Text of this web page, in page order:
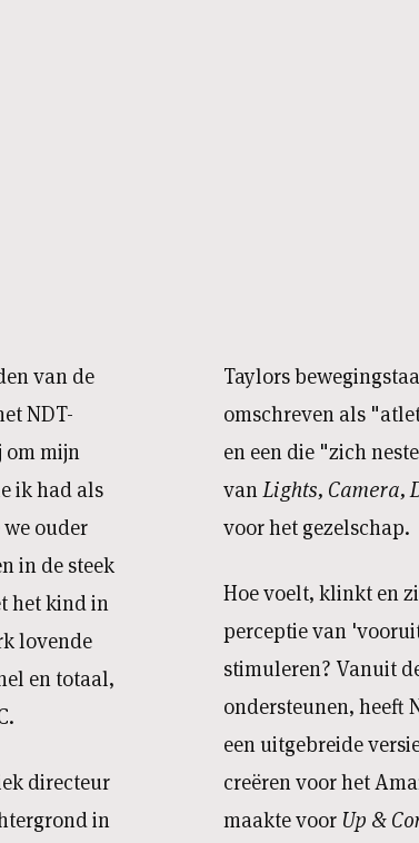
van de
NDT-
om mijn
ik had als
ouder
in de steek
het kind in
lovende
en totaal,
directeur
in
Taylors
omschreven als
en een die "zich
vanLights, Camera,
voor het gezelschap.
Hoe voelt, klinkt en
perceptie van
stimuleren? Vanuit
ondersteunen, heeft
een uitgebreide
creëren voor het
maakte voor Up &